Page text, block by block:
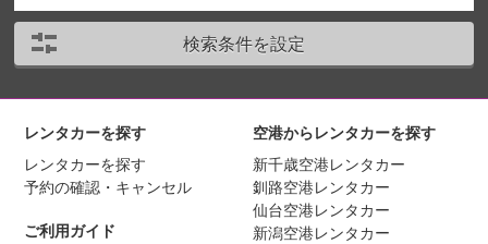
検索条件を設定
レンタカーを探す
レンタカーを探す
予約の確認・キャンセル
ご利用ガイド
空港からレンタカーを探す
新千歳空港レンタカー
釧路空港レンタカー
仙台空港レンタカー
新潟空港レンタカー